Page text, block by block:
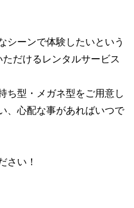
シーンで体験したいという
だけるレンタルサービス
ち型・メガネ型をご用意し
、心配な事があればいつで
さい！